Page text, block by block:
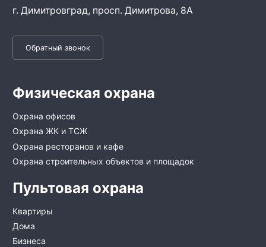
г. Димитровград, просп. Димитрова, 8А
Обратный звонок
Физическая охрана
Охрана офисов
Охрана ЖК и ТСЖ
Охрана ресторанов и кафе
Охрана строительных объектов и площадок
Пультовая охрана
Квартиры
Дома
Бизнеса